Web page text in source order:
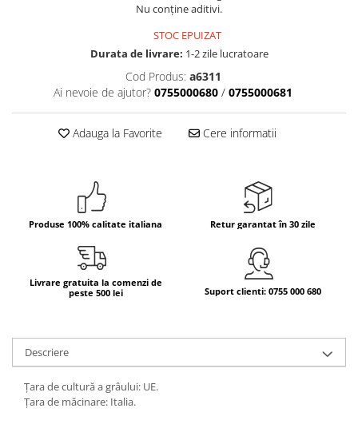
Apa italiana
Produse fara gluten
Produse de panificatie
Nu conține aditivi.
STOC EPUIZAT
Durata de livrare: 1-2 zile lucratoare
Cod Produs: a6311
Ai nevoie de ajutor? 0755000680 / 0755000681
Adauga la Favorite Cere informatii
Produse 100% calitate italiana Retur garantat în 30 zile
Livrare gratuita la comenzi de
peste 500 lei
Suport clienti: 0755 000 680
Descriere
Țara de cultură a grâului: UE.
Țara de măcinare: Italia.